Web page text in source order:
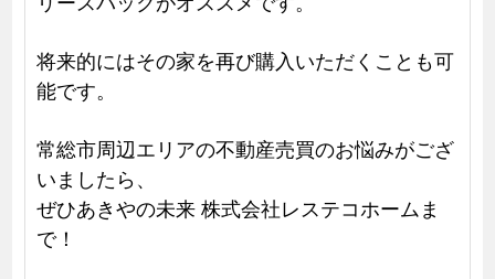
将来的にはその家を再び購入いただくことも可
能です。
常総市周辺エリアの不動産売買のお悩みがござ
いましたら、
ぜひあきやの未来 株式会社レステコホームま
で！